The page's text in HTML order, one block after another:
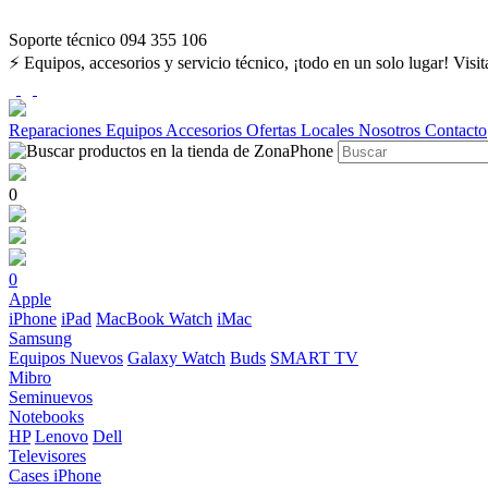
Soporte técnico 094 355 106
⚡ Equipos, accesorios y servicio técnico, ¡todo en un solo lugar!
Reparaciones Equipos Accesorios Ofertas Locales Nosotros Contacto
0
0
Apple
iPhone iPad MacBook Watch iMac
Samsung
Equipos Nuevos Galaxy Watch Buds SMART TV
Mibro
Seminuevos
Notebooks
HP Lenovo Dell
Televisores
Cases iPhone